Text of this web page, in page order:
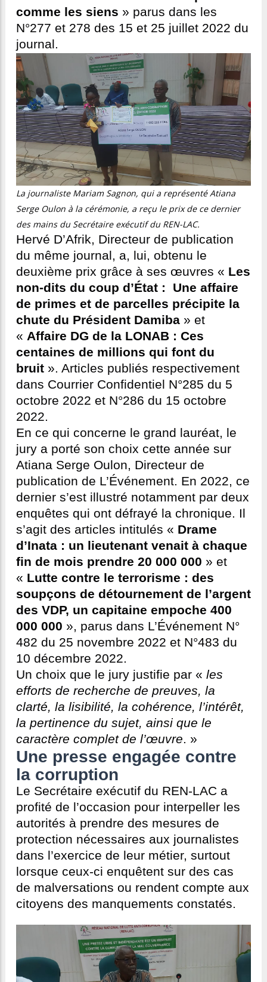
comme les siens » parus dans les
N°277 et 278 des 15 et 25 juillet 2022 du
journal.
La journaliste Mariam Sagnon, qui a représenté Atiana
Serge Oulon à la cérémonie, a reçu le prix de ce dernier
des mains du Secrétaire exécutif du REN-LAC.
Hervé D’Afrik, Directeur de publication
du même journal, a, lui, obtenu le
deuxième prix grâce à ses œuvres « Les
non-dits du coup d’État : Une affaire
de primes et de parcelles précipite la
chute du Président Damiba » et
« Affaire DG de la LONAB : Ces
centaines de millions qui font du
bruit ». Articles publiés respectivement
dans Courrier Confidentiel N°285 du 5
octobre 2022 et N°286 du 15 octobre
2022.
En ce qui concerne le grand lauréat, le
jury a porté son choix cette année sur
Atiana Serge Oulon, Directeur de
publication de L’Événement. En 2022, ce
dernier s’est illustré notamment par deux
enquêtes qui ont défrayé la chronique. Il
s’agit des articles intitulés « Drame
d’Inata : un lieutenant venait à chaque
fin de mois prendre 20 000 000 » et
« Lutte contre le terrorisme : des
soupçons de détournement de l’argent
des VDP, un capitaine empoche 400
000 000 », parus dans L’Événement N°
482 du 25 novembre 2022 et N°483 du
10 décembre 2022.
Un choix que le jury justifie par « les
efforts de recherche de preuves, la
clarté, la lisibilité, la cohérence, l’intérêt,
la pertinence du sujet, ainsi que le
caractère complet de l’œuvre. »
Une presse engagée contre
la corruption
Le Secrétaire exécutif du REN-LAC a
profité de l’occasion pour interpeller les
autorités à prendre des mesures de
protection nécessaires aux journalistes
dans l’exercice de leur métier, surtout
lorsque ceux-ci enquêtent sur des cas
de malversations ou rendent compte aux
citoyens des manquements constatés.